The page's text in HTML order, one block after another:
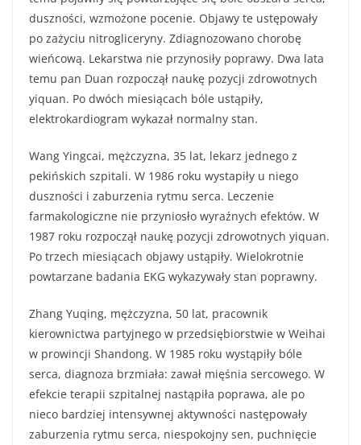
duszności, wzmożone pocenie. Objawy te ustępowały
po zażyciu nitrogliceryny. Zdiagnozowano chorobę
wieńcową. Lekarstwa nie przynosiły poprawy. Dwa lata
temu pan Duan rozpoczął naukę pozycji zdrowotnych
yiquan. Po dwóch miesiącach bóle ustąpiły,
elektrokardiogram wykazał normalny stan.
Wang Yingcai, mężczyzna, 35 lat, lekarz jednego z
pekińskich szpitali. W 1986 roku wystapiły u niego
duszności i zaburzenia rytmu serca. Leczenie
farmakologiczne nie przyniosło wyraźnych efektów. W
1987 roku rozpoczął naukę pozycji zdrowotnych yiquan.
Po trzech miesiącach objawy ustąpiły. Wielokrotnie
powtarzane badania EKG wykazywały stan poprawny.
Zhang Yuqing, mężczyzna, 50 lat, pracownik
kierownictwa partyjnego w przedsiębiorstwie w Weihai
w prowincji Shandong. W 1985 roku wystąpiły bóle
serca, diagnoza brzmiała: zawał mięśnia sercowego. W
efekcie terapii szpitalnej nastąpiła poprawa, ale po
nieco bardziej intensywnej aktywności następowały
zaburzenia rytmu serca, niespokojny sen, puchnięcie